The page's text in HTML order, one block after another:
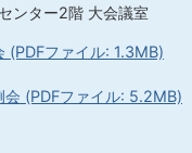
ンター2階 大会議室
(PDFファイル: 1.3MB)
会 (PDFファイル: 5.2MB)